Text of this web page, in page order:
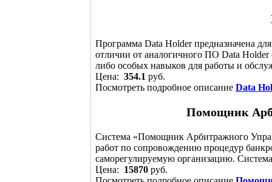
Программа Data Holder предназначена
отличии от аналогичного ПО Data Holder
либо особых навыков для работы и
Цена: 354.1 руб.
Посмотреть подробное описание Data
Помощник
Система «Помощник Арбитражного
работ по сопровождению процедур
саморегулируемую организацию.
Цена: 15870 руб.